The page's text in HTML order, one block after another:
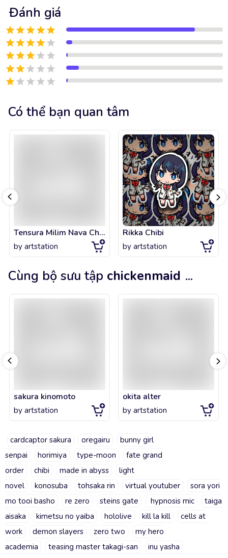
Đánh giá
Có thể bạn quan tâm
Tensura Milim Nava Chibi
by artstation
Rikka Chibi
by artstation
Cùng bộ sưu tập chickenmaid ...
sakura kinomoto
by artstation
okita alter
by artstation
cardcaptor sakura oregairu
bunny girl
senpai
horimiya type-moon
fate grand
order
chibi made in abyss
light
novel
konosuba tohsaka rin virtual youtuber
sora yori
mo tooi basho
re zero steins gate hypnosis mic
taiga
aisaka
kimetsu no yaiba hololive kill la kill
cells at
work
demon slayers zero two
my hero
academia
teasing master takagi-san inu yasha